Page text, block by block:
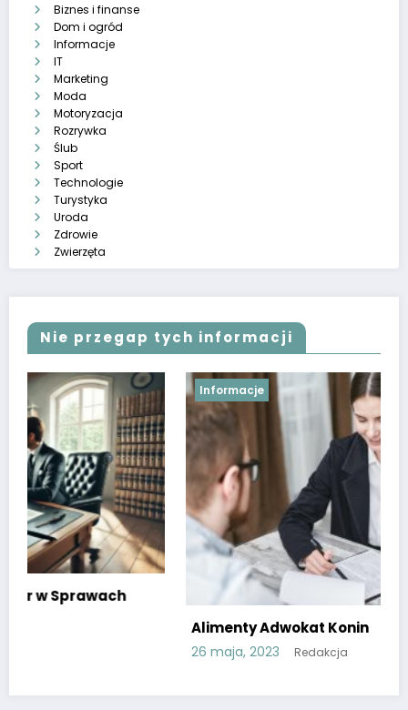
Biznes i finanse
Dom i ogród
Informacje
IT
Marketing
Moda
Motoryzacja
Rozrywka
Ślub
Sport
Technologie
Turystyka
Uroda
Zdrowie
Zwierzęta
Nie przegap tych informacji
Informacje
Alimenty Adwokat Konin
Redakcja